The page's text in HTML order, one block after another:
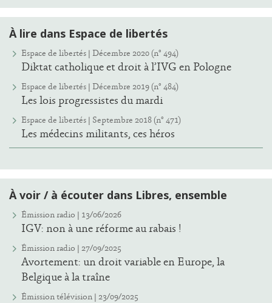
À lire dans Espace de libertés
Espace de libertés | Décembre 2020 (n° 494)
Diktat catholique et droit à l’IVG en Pologne
Espace de libertés | Décembre 2019 (n° 484)
Les lois progressistes du mardi
Espace de libertés | Septembre 2018 (n° 471)
Les médecins militants, ces héros
À voir / à écouter dans Libres, ensemble
Émission radio | 13/06/2026
IGV: non à une réforme au rabais !
Émission radio | 27/09/2025
Avortement: un droit variable en Europe, la
Belgique à la traîne
Émission télévision | 23/09/2025